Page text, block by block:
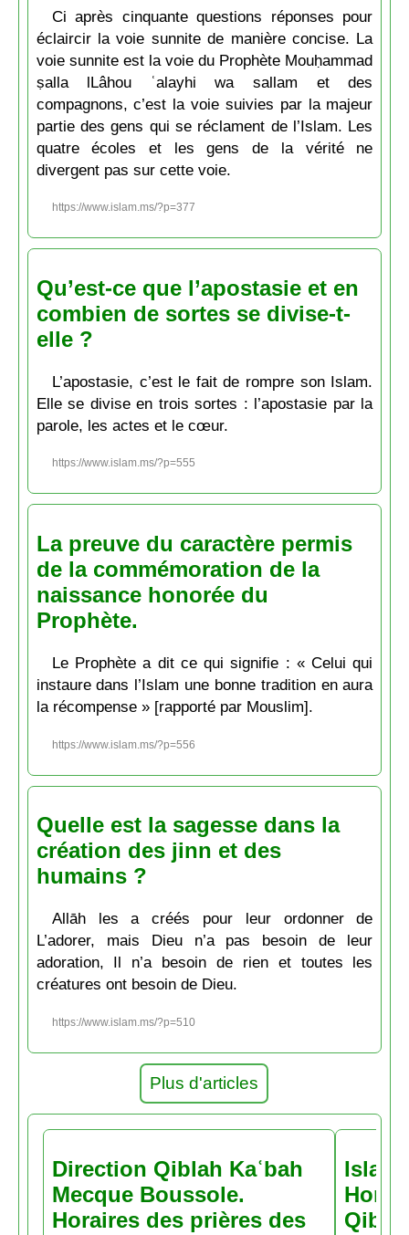
Ci après cinquante questions réponses pour
éclaircir la voie sunnite de manière concise. La
voie sunnite est la voie du Prophète Mouḥammad
ṣalla lLâhou ʿalayhi wa sallam et des
compagnons, c’est la voie suivies par la majeur
partie des gens qui se réclament de l’Islam. Les
quatre écoles et les gens de la vérité ne
divergent pas sur cette voie.
https://www.islam.ms/?p=377
Qu’est-ce que l’apostasie et en
combien de sortes se divise-t-
elle ?
L’apostasie, c’est le fait de rompre son Islam.
Elle se divise en trois sortes : l’apostasie par la
parole, les actes et le cœur.
https://www.islam.ms/?p=555
La preuve du caractère permis
de la commémoration de la
naissance honorée du
Prophète.
Le Prophète a dit ce qui signifie : « Celui qui
instaure dans l’Islam une bonne tradition en aura
la récompense » [rapporté par Mouslim].
https://www.islam.ms/?p=556
Quelle est la sagesse dans la
création des jinn et des
humains ?
Allāh les a créés pour leur ordonner de
L’adorer, mais Dieu n’a pas besoin de leur
adoration, Il n’a besoin de rien et toutes les
créatures ont besoin de Dieu.
https://www.islam.ms/?p=510
Plus d'articles
Direction Qiblah Kaʿbah
Mecque Boussole.
Horaires des prières des